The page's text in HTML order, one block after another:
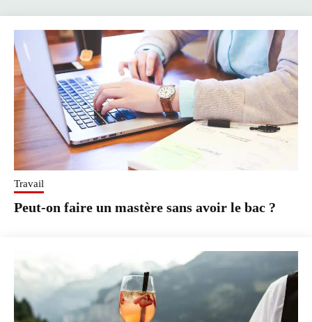
Travail
Peut-on faire un mastère sans avoir le bac ?